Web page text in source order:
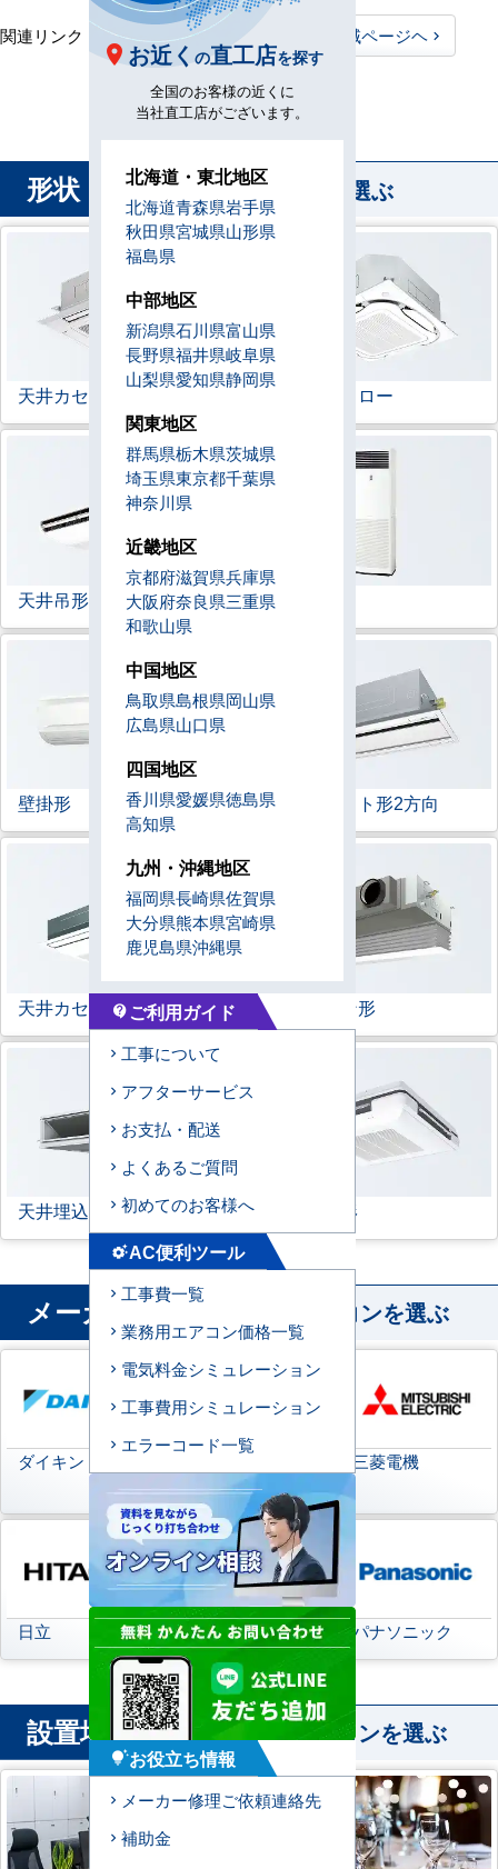
関連リンク： TOPページヘ
栃木県全域ページヘ
形状 から業務用エアコンを選ぶ
天井カセット形4方向 ラウンドフロー
天井吊形 床置形
壁掛形 天井カセット形2方向
天井カセット形1方向 ビルトイン形
天井埋込ダクト形 天吊自在形
メーカー から業務用エアコンを選ぶ
ダイキン
日本キヤリア
(旧:東芝キヤリア)
三菱電機
日立 三菱重工 パナソニック
設置場所 から業務用エアコンを選ぶ
お近く の直工店を探す
全国のお客様の近くに
当社直工店がございます。
北海道・東北地区
北海道青森県岩手県
秋田県宮城県山形県
福島県
中部地区
新潟県石川県富山県
長野県福井県岐阜県
山梨県愛知県静岡県
関東地区
群馬県栃木県茨城県
埼玉県東京都千葉県
神奈川県
近畿地区
京都府滋賀県兵庫県
大阪府奈良県三重県
和歌山県
中国地区
鳥取県島根県岡山県
広島県山口県
四国地区
香川県愛媛県徳島県
高知県
九州・沖縄地区
福岡県長崎県佐賀県
大分県熊本県宮崎県
鹿児島県沖縄県
contact_support ご利用ガイド
工事について
アフターサービス
お支払・配送
よくあるご質問
初めてのお客様へ
settings_suggestAC便利ツール
工事費一覧
業務用エアコン価格一覧
電気料金シミュレーション
工事費用シミュレーション
エラーコード一覧
tips_and_updatesお役立ち情報
メーカー修理ご依頼連絡先
補助金